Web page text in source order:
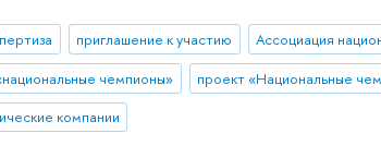
приглашение к участию Ассоциация
чемпионы» проект «Национальные
компании